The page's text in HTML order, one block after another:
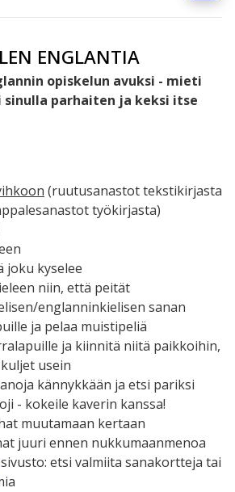
ENGLANTIA
opiskelun avuksi - mieti
parhaiten ja keksi itse
(ruutusanastot tekstikirjasta
työkirjasta)
joku kyselee
niin, että peität
englanninkielisen sanan
ja pelaa muistipeliä
ja kiinnitä niitä paikkoihin,
usein
kännykkään ja etsi pariksi
- kokeile kaverin kanssa!
muutamaan kertaan
juuri ennen nukkumaanmenoa
etsi valmiita sanakortteja tai